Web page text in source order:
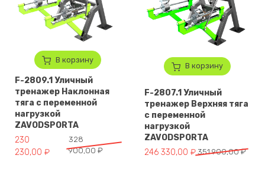
В корзину
F-2809.1 Уличный
тренажер Наклонная
тяга с переменной
нагрузкой
ZAVODSPORTA
328
900,00 ₽
Первоначальная цена составляла 328 900,00 ₽.
230
230,00 ₽
Текущая цена: 230 230,00 ₽.
В корзину
F-2807.1 Уличный
тренажер Верхняя тяга
с переменной
нагрузкой
ZAVODSPORTA
351 900,00₽
Первоначальная цена
246 330,00 ₽
Текущая цена: 246 330,00 ₽.